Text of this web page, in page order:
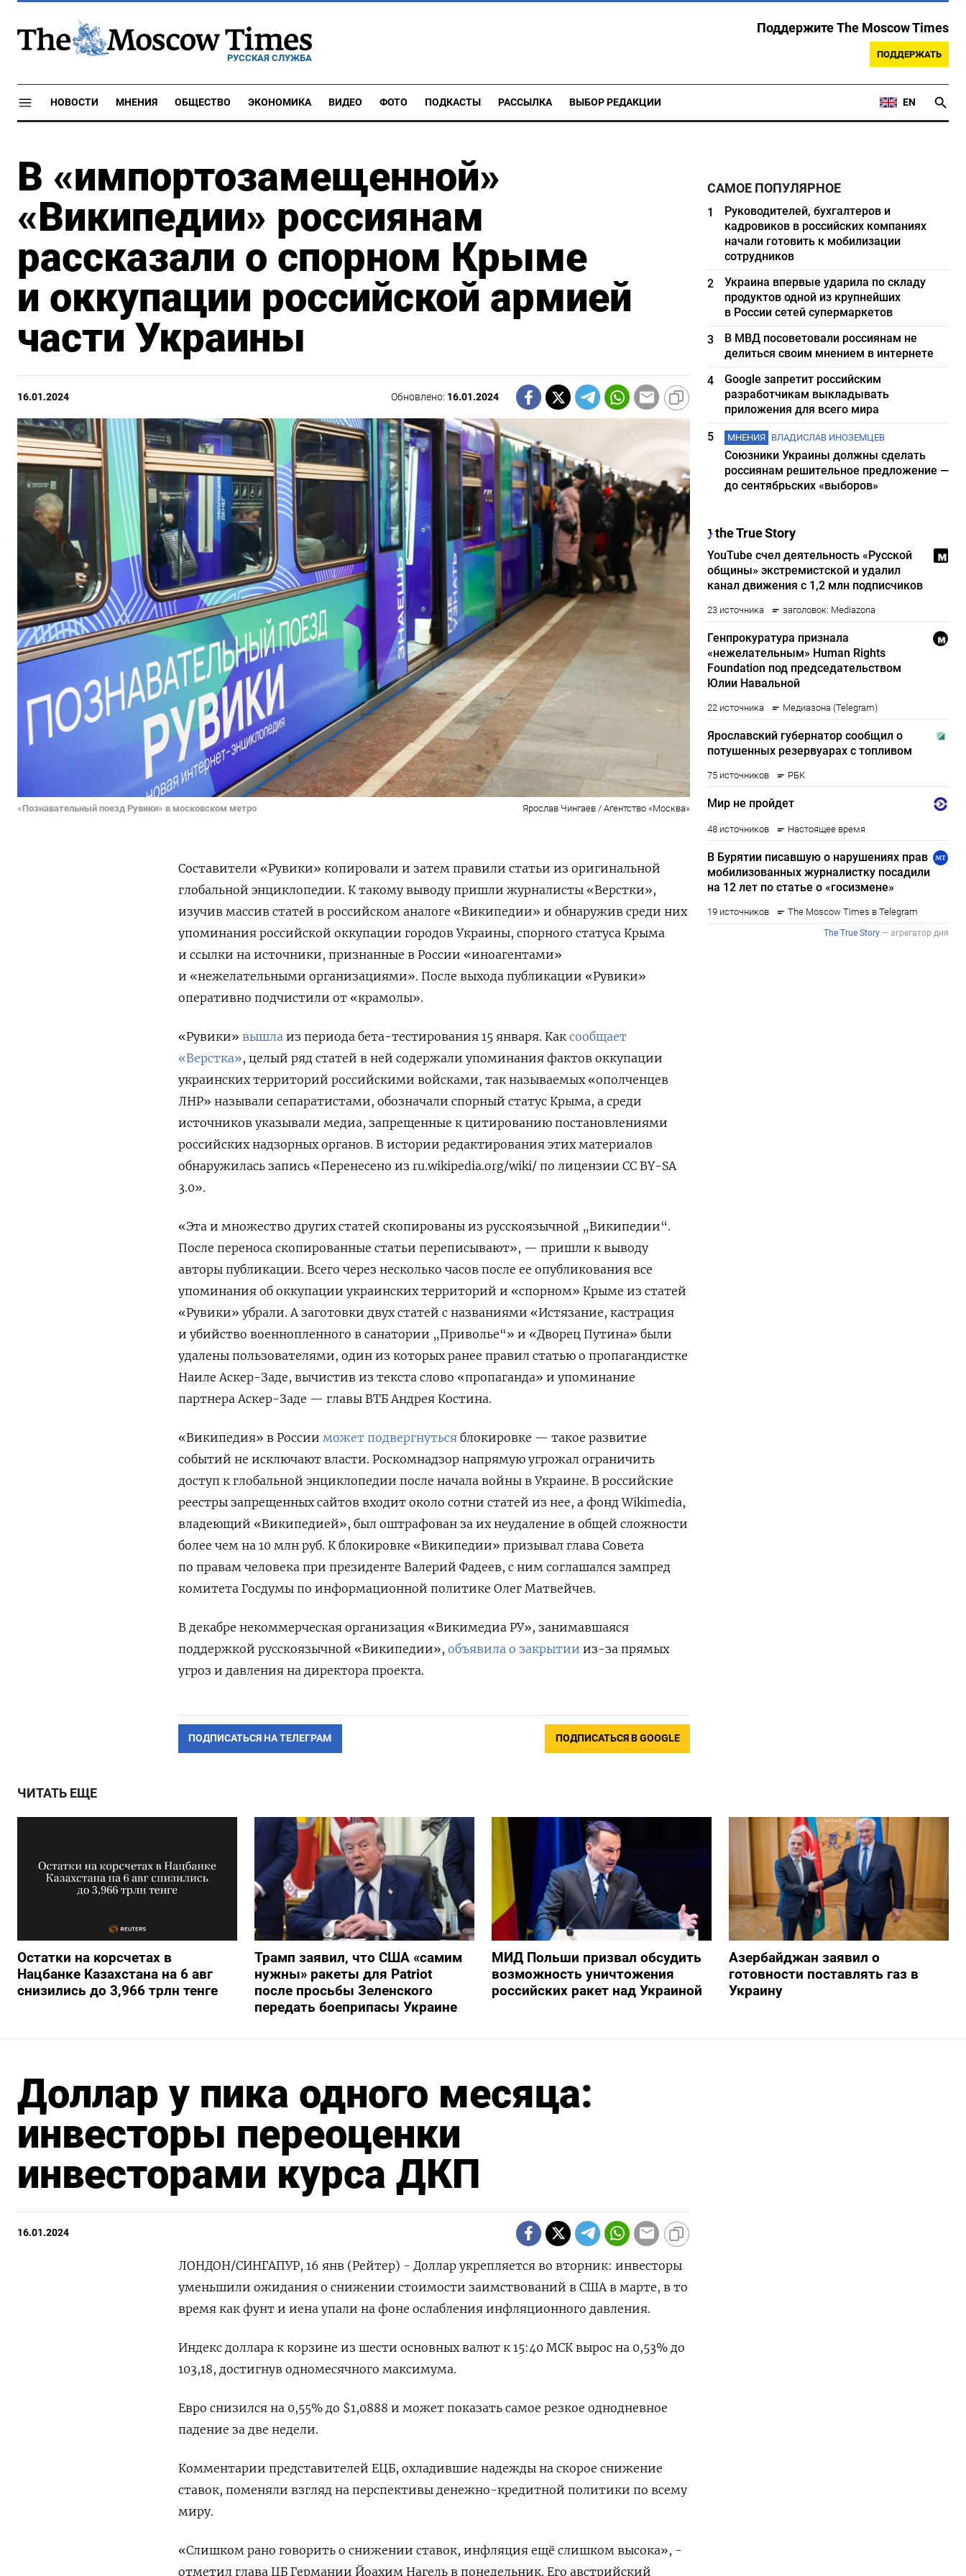
РУССКАЯ СЛУЖБА
Поддержите The Moscow Times
ПОДДЕРЖАТЬ
НОВОСТИ МНЕНИЯ ОБЩЕСТВО ЭКОНОМИКА ВИДЕО ФОТО ПОДКАСТЫ РАССЫЛКА ВЫБОР РЕДАКЦИИ EN
В «импортозамещенной»
«Википедии» россиянам
рассказали о спорном Крыме
и оккупации российской армией
части Украины
16.01.2024 Обновлено: 16.01.2024
«Познавательный поезд Рувики» в московском метро Ярослав Чингаев / Агентство «Москва»
Составители «Рувики» копировали и затем правили статьи из оригинальной
глобальной энциклопедии. К такому выводу пришли журналисты «Верстки»,
изучив массив статей в российском аналоге «Википедии» и обнаружив среди них
упоминания российской оккупации городов Украины, спорного статуса Крыма
и ссылки на источники, признанные в России «иноагентами»
и «нежелательными организациями». После выхода публикации «Рувики»
оперативно подчистили от «крамолы».
«Рувики» вышла из периода бета-тестирования 15 января. Как сообщает
«Верстка», целый ряд статей в ней содержали упоминания фактов оккупации
украинских территорий российскими войсками, так называемых «ополченцев
ЛНР» называли сепаратистами, обозначали спорный статус Крыма, а среди
источников указывали медиа, запрещенные к цитированию постановлениями
российских надзорных органов. В истории редактирования этих материалов
обнаружилась запись «Перенесено из ru.wikipedia.org/wiki/ по лицензии CC BY-SA
3.0».
«Эта и множество других статей скопированы из русскоязычной „Википедии“.
После переноса скопированные статьи переписывают», — пришли к выводу
авторы публикации. Всего через несколько часов после ее опубликования все
упоминания об оккупации украинских территорий и «спорном» Крыме из статей
«Рувики» убрали. А заготовки двух статей с названиями «Истязание, кастрация
и убийство военнопленного в санатории „Приволье“» и «Дворец Путина» были
удалены пользователями, один из которых ранее правил статью о пропагандистке
Наиле Аскер-Заде, вычистив из текста слово «пропаганда» и упоминание
партнера Аскер-Заде — главы ВТБ Андрея Костина.
«Википедия» в России может подвергнуться блокировке — такое развитие
событий не исключают власти. Роскомнадзор напрямую угрожал ограничить
доступ к глобальной энциклопедии после начала войны в Украине. В российские
реестры запрещенных сайтов входит около сотни статей из нее, а фонд Wikimedia,
владеющий «Википедией», был оштрафован за их неудаление в общей сложности
более чем на 10 млн руб. К блокировке «Википедии» призывал глава Совета
по правам человека при президенте Валерий Фадеев, с ним соглашался зампред
комитета Госдумы по информационной политике Олег Матвейчев.
В декабре некоммерческая организация «Викимедиа РУ», занимавшаяся
поддержкой русскоязычной «Википедии», объявила о закрытии из-за прямых
угроз и давления на директора проекта.
ПОДПИСАТЬСЯ НА ТЕЛЕГРАМ ПОДПИСАТЬСЯ В GOOGLE
САМОЕ ПОПУЛЯРНОЕ
1
Руководителей, бухгалтеров и
кадровиков в российских компаниях
начали готовить к мобилизации
сотрудников
2
Украина впервые ударила по складу
продуктов одной из крупнейших
в России сетей супермаркетов
3
В МВД посоветовали россиянам не
делиться своим мнением в интернете
4
Google запретит российским
разработчикам выкладывать
приложения для всего мира
5
МНЕНИЯ ВЛАДИСЛАВ ИНОЗЕМЦЕВ
Союзники Украины должны сделать
россиянам решительное предложение —
до сентябрьских «выборов»
ЧИТАТЬ ЕЩЕ
Остатки на корсчетах в
Нацбанке Казахстана на 6 авг
снизились до 3,966 трлн тенге
Трамп заявил, что США «самим
нужны» ракеты для Patriot
после просьбы Зеленского
передать боеприпасы Украине
МИД Польши призвал обсудить
возможность уничтожения
российских ракет над Украиной
Азербайджан заявил о
готовности поставлять газ в
Украину
Доллар у пика одного месяца:
инвесторы переоценки
инвесторами курса ДКП
16.01.2024
ЛОНДОН/СИНГАПУР, 16 янв (Рейтер) - Доллар укрепляется во вторник: инвесторы
уменьшили ожидания о снижении стоимости заимствований в США в марте, в то
время как фунт и иена упали на фоне ослабления инфляционного давления.
Индекс доллара к корзине из шести основных валют к 15:40 МСК вырос на 0,53% до
103,18​, достигнув одномесячного максимума.
Евро снизился на 0,55% до $1,0888​ и может показать самое резкое однодневное
падение за две недели.
Комментарии представителей ЕЦБ, охладившие надежды на скорое снижение
ставок, поменяли взгляд на перспективы денежно-кредитной политики по всему
миру.
«Слишком рано говорить о снижении ставок, инфляция ещё слишком высока», -
отметил глава ЦБ Германии Йоахим Нагель в понедельник. Его австрийский